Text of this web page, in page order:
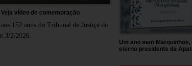
vídeo de comemoração
152 anos do Tribunal de Justiça de
3/2/2026.
Um ano sem Marquinhos,
eterno presidente da